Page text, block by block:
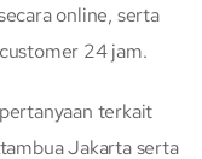
online, serta
24 jam.
terkait
Jakarta serta